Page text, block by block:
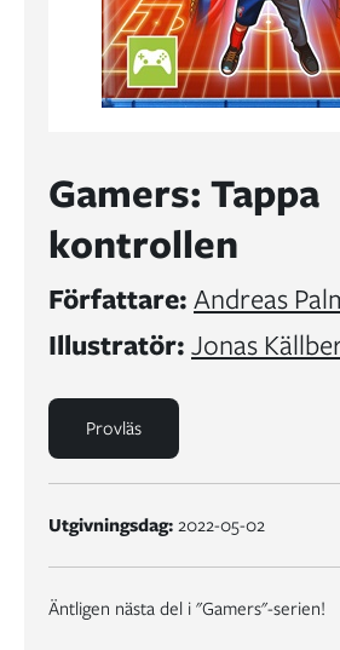
Gamers: Tappa
kontrollen
Författare:Andreas
Illustratör:Jonas
Provläs
Utgivningsdag:2022-05-02
Äntligen nästa del i "Gamers"-serien!